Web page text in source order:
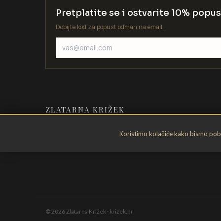
Koristimo kolačiće kako bismo
Pretplatite se i ostvarite 10%
Dobijte kod za popust odmah na email.
ZLATARNA KRIŽEK
©2026Zlatarna Križek · krizek.hr